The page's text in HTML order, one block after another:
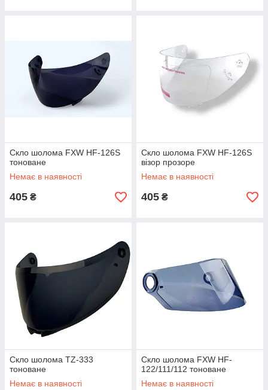
Скло шолома FXW HF-126S
тоноване
Немає в наявності
405 ₴
Скло шолома FXW HF-126S
візор прозоре
Немає в наявності
405 ₴
Скло шолома TZ-333
тоноване
Немає в наявності
Скло шолома FXW HF-
122/111/112 тоноване
Немає в наявності